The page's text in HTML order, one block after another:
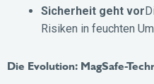
Sicherheit geht vor
Risiken in feuchten
Die Evolution: MagSafe-